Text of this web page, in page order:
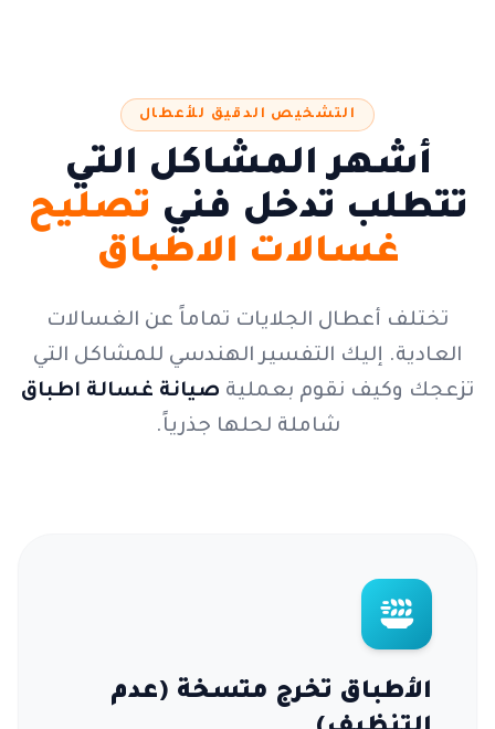
التشخيص الدقيق للأعطال
أشهر المشاكل التي
تتطلب تدخل فني تصليح
غسالات الاطباق
تختلف أعطال الجلايات تماماً عن الغسالات
العادية. إليك التفسير الهندسي للمشاكل التي
تزعجك وكيف نقوم بعملية صيانة غسالة اطباق
شاملة لحلها جذرياً.
الأطباق تخرج متسخة (عدم